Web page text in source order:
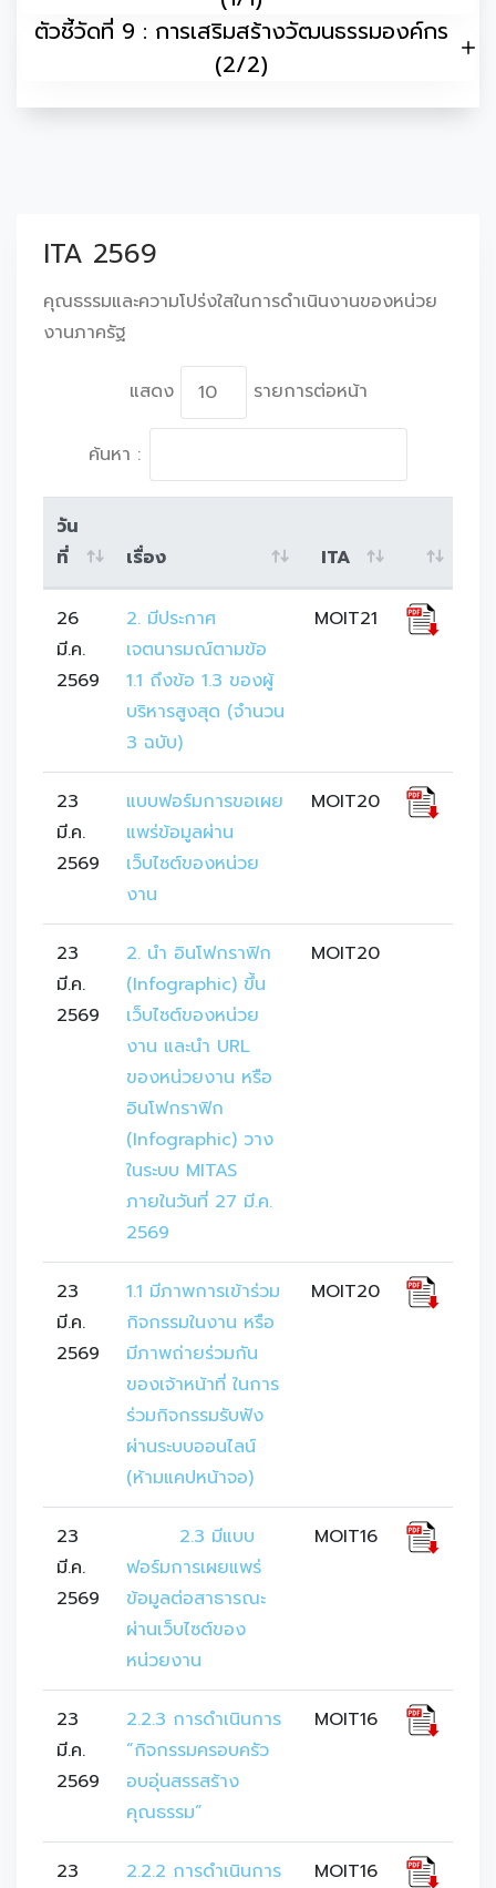
ตัวชี้วัดที่ 9 : การเสริมสร้างวัฒนธรรมองค์กร
(2/2)
ITA 2569
คุณธรรมและความโปร่งใสในการดำเนินงานของหน่วย
งานภาครัฐ
แสดง รายการต่อหน้า
ค้นหา :
วัน
ที่
เรื่อง ITA
26
มี.ค.
2569
2. มีประกาศ
เจตนารมณ์ตามข้อ
1.1 ถึงข้อ 1.3 ของผู้
บริหารสูงสุด (จำนวน
3 ฉบับ)
MOIT21
23
มี.ค.
2569
แบบฟอร์มการขอเผย
แพร่ข้อมูลผ่าน
เว็บไซต์ของหน่วย
งาน
MOIT20
23
มี.ค.
2569
2. นำ อินโฟกราฟิก
(Infographic) ขึ้น
เว็บไซต์ของหน่วย
งาน และนำ URL
ของหน่วยงาน หรือ
อินโฟกราฟิก
(Infographic) วาง
ในระบบ MITAS
ภายในวันที่ 27 มี.ค.
2569
MOIT20
23
มี.ค.
2569
1.1 มีภาพการเข้าร่วม
กิจกรรมในงาน หรือ
มีภาพถ่ายร่วมกัน
ของเจ้าหน้าที่ ในการ
ร่วมกิจกรรมรับฟัง
ผ่านระบบออนไลน์
(ห้ามแคปหน้าจอ)
MOIT20
23
มี.ค.
2569
ฟอร์มการเผยแพร่
ข้อมูลต่อสาธารณะ
ผ่านเว็บไซต์ของ
หน่วยงาน
MOIT16
23
มี.ค.
2569
2.2.3 การดำเนินการ
“กิจกรรมครอบครัว
อบอุ่นสรรสร้าง
คุณธรรม”
MOIT16
23
2.2.2 การดำเนินการ
MOIT16